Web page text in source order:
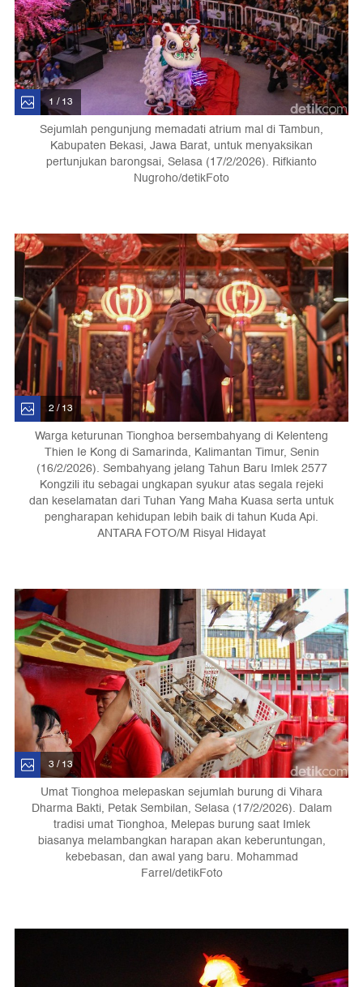
1 / 13
Sejumlah pengunjung memadati atrium mal di Tambun,
Kabupaten Bekasi, Jawa Barat, untuk menyaksikan
pertunjukan barongsai, Selasa (17/2/2026). Rifkianto
Nugroho/detikFoto
2 / 13
Warga keturunan Tionghoa bersembahyang di Kelenteng
Thien Ie Kong di Samarinda, Kalimantan Timur, Senin
(16/2/2026). Sembahyang jelang Tahun Baru Imlek 2577
Kongzili itu sebagai ungkapan syukur atas segala rejeki
dan keselamatan dari Tuhan Yang Maha Kuasa serta untuk
pengharapan kehidupan lebih baik di tahun Kuda Api.
ANTARA FOTO/M Risyal Hidayat
3 / 13
Umat Tionghoa melepaskan sejumlah burung di Vihara
Dharma Bakti, Petak Sembilan, Selasa (17/2/2026). Dalam
tradisi umat Tionghoa, Melepas burung saat Imlek
biasanya melambangkan harapan akan keberuntungan,
kebebasan, dan awal yang baru. Mohammad
Farrel/detikFoto